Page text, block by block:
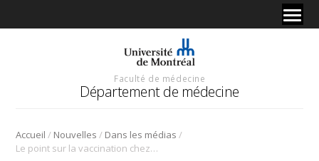
Faculté de médecine
Département de médecine
Accueil / Nouvelles / Dans les médias /
Le point sur la vaccination chez les aînés avec Dre Annik Dupras